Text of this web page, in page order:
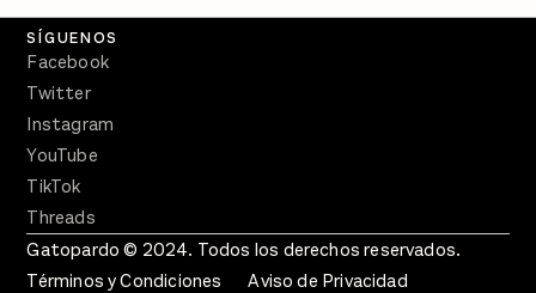
SÍGUENOS
Facebook
Twitter
Instagram
YouTube
TikTok
Threads
Gatopardo © 2024. Todos los derechos reservados.
Términos y Condiciones
Aviso de Privacidad